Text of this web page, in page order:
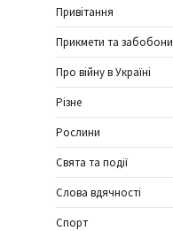
Привітання
Прикмети та забобони
Про війну в Україні
Різне
Рослини
Свята та події
Слова вдячності
Спорт